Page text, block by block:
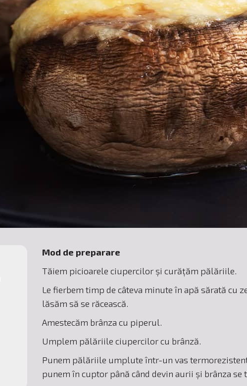
Mod de preparare
Tăiem picioarele ciupercilor și curățăm pălăriile.
Le fierbem timp de câteva minute în apă sărată cu
lăsăm să se răcească.
Amestecăm brânza cu piperul.
Umplem pălăriile ciupercilor cu brânză.
Punem pălăriile umplute într-un vas
punem în cuptor până când devin aurii și brânza se